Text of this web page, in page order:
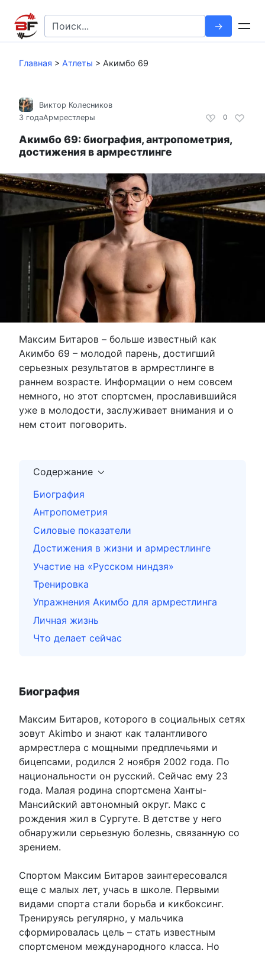
контенту
Search
for:
Главная > Атлеты > Акимбо 69
0
Виктор Колесников
3 годаАрмрестлеры
Акимбо 69: биография, антропометрия,
достижения в армрестлинге
Максим Битаров – больше известный как
Акимбо 69 – молодой парень, достигший
серьезных результатов в армрестлинге в
раннем возрасте. Информации о нем совсем
немного, но этот спортсмен, прославившийся
уже в молодости, заслуживает внимания и о
нем стоит поговорить.
Содержание
Биография
Антропометрия
Силовые показатели
Достижения в жизни и армрестлинге
Участие на «Русском ниндзя»
Тренировка
Упражнения Акимбо для армрестлинга
Личная жизнь
Что делает сейчас
Биография
Максим Битаров, которого в социальных сетях
зовут Аkimbo и знают как талантливого
армрестлера с мощными предплечьями и
бицепсами, родился 2 ноября 2002 года. По
национальности он русский. Сейчас ему 23
года. Малая родина спортсмена Ханты-
Мансийский автономный округ. Макс с
рождения жил в Сургуте. В детстве у него
обнаружили серьезную болезнь, связанную со
зрением.
Спортом Максим Битаров заинтересовался
еще с малых лет, учась в школе. Первыми
видами спорта стали борьба и кикбоксинг.
Тренируясь регулярно, у мальчика
сформировалась цель – стать известным
спортсменом международного класса. Но